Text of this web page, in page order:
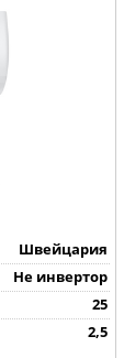
Швейцария
Не инвертор
25
2,5